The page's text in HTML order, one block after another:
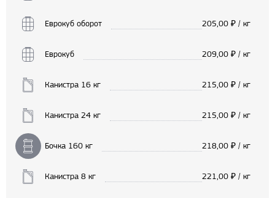
Еврокуб оборот 205,00 ₽ / кг
Еврокуб 209,00 ₽ / кг
Канистра 16 кг 215,00 ₽ / кг
Канистра 24 кг 215,00 ₽ / кг
Бочка 160 кг 218,00 ₽ / кг
Канистра 8 кг 221,00 ₽ / кг